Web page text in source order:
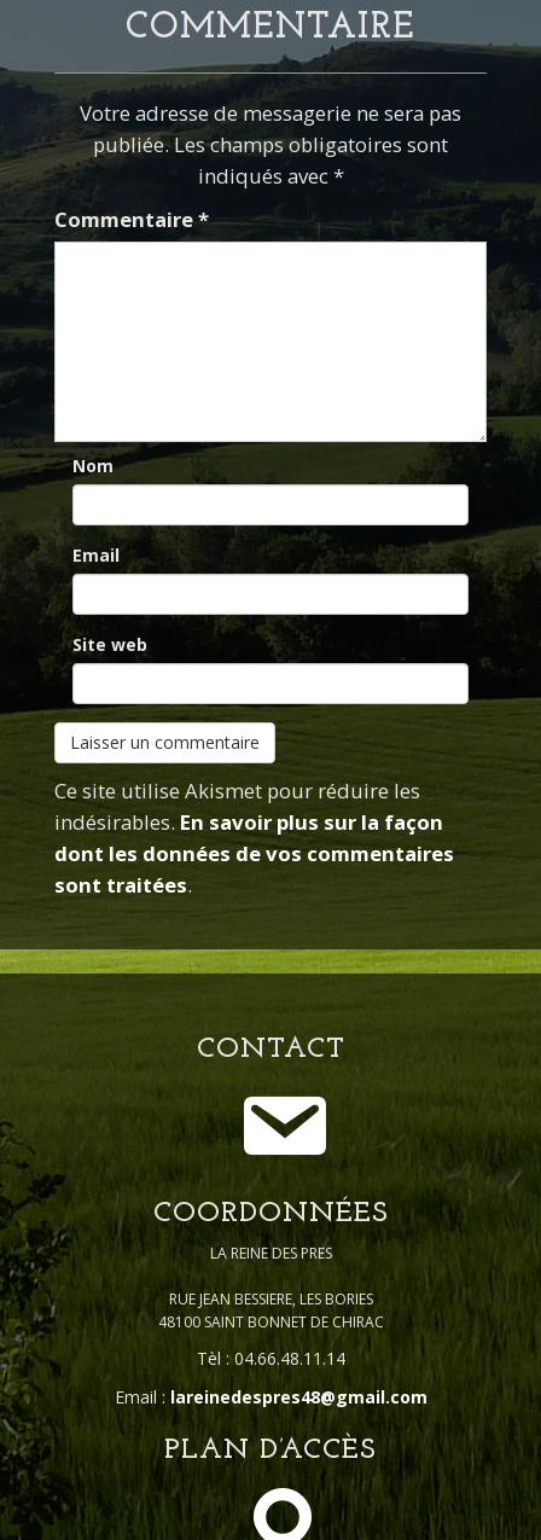
COMMENTAIRE
Votre adresse de messagerie ne sera pas
publiée. Les champs obligatoires sont
indiqués avec *
Commentaire*
Nom
Email
Site web
Ce site utilise Akismet pour réduire les
indésirables. En savoir plus sur la façon
dont les données de vos commentaires
sont traitées.
CONTACT
COORDONNÉES
LA REINE DES PRES
RUE JEAN BESSIERE, LES BORIES
48100 SAINT BONNET DE CHIRAC
Tèl : 04.66.48.11.14
Email : lareinedespres48@gmail.com
PLAN D’ACCÈS